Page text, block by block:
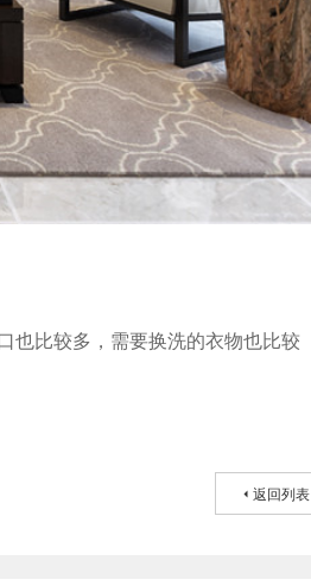
也比较多，需要换洗的衣物也比较
返回列表